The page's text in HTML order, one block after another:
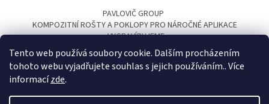
Tento web používá soubory cookie. Dalším procházením
tohoto webu vyjadřujete souhlas s jejich používáním.. Více
informacízde.
a
PAVLOVIČ GROUP
KOMPOZITNÍ ROŠTY A POKLOPY PRO NÁROČNÉ APLIKACE
VYGRAVÍRUJEME